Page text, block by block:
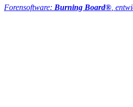
Forensoftware: Burning Board® ,